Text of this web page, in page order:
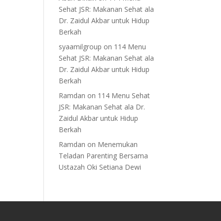
Sehat JSR: Makanan Sehat ala
Dr. Zaidul Akbar untuk Hidup
Berkah
syaamilgroup on 114 Menu
Sehat JSR: Makanan Sehat ala
Dr. Zaidul Akbar untuk Hidup
Berkah
Ramdan on 114 Menu Sehat
JSR: Makanan Sehat ala Dr.
Zaidul Akbar untuk Hidup
Berkah
Ramdan on Menemukan
Teladan Parenting Bersama
Ustazah Oki Setiana Dewi